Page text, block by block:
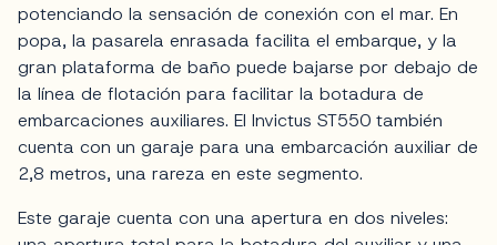
potenciando la sensación de conexión con el mar. En
popa, la pasarela enrasada facilita el embarque, y la
gran plataforma de baño puede bajarse por debajo de
la línea de flotación para facilitar la botadura de
embarcaciones auxiliares. El Invictus ST550 también
cuenta con un garaje para una embarcación auxiliar de
2,8 metros, una rareza en este segmento.
Este garaje cuenta con una apertura en dos niveles: